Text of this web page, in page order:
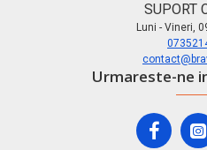
SUPORT
Luni - Vineri,
Urmareste-ne